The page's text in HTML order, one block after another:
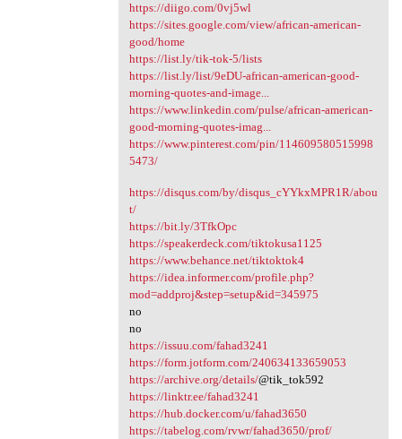
https://diigo.com/0vj5wl
https://sites.google.com/view/african-american-
good/home
https://list.ly/tik-tok-5/lists
https://list.ly/list/9eDU-african-american-good-
morning-quotes-and-image...
https://www.linkedin.com/pulse/african-american-
good-morning-quotes-imag...
https://www.pinterest.com/pin/114609580515998
5473/
https://disqus.com/by/disqus_cYYkxMPR1R/abou
t/
https://bit.ly/3TfkOpc
https://speakerdeck.com/tiktokusa1125
https://www.behance.net/tiktoktok4
https://idea.informer.com/profile.php?
mod=addproj&step=setup&id=345975
no
no
https://issuu.com/fahad3241
https://form.jotform.com/240634133659053
https://archive.org/details/@tik_tok592
https://linktr.ee/fahad3241
https://hub.docker.com/u/fahad3650
https://tabelog.com/rvwr/fahad3650/prof/